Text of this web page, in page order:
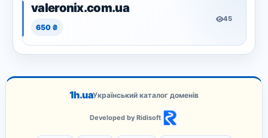
valeronix.com.ua
650 ₴
45
1h.uaУкраїнський каталог доменів
Developed by Ridisoft